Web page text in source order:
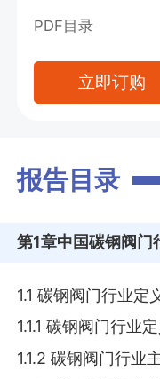
PDF目录
立即订购
报告目录
第1章中国碳钢阀门
1.1 碳钢阀门行业定
1.1.1 碳钢阀门行业
1.1.2 碳钢阀门行业